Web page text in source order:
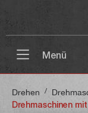
Menü
Drehen /
Drehmaschinen